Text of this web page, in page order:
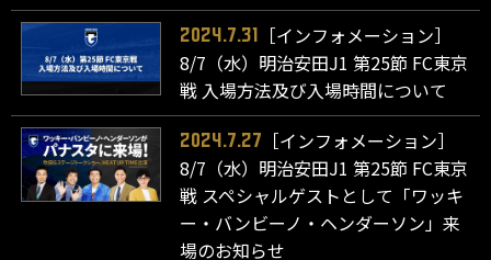
2024.7.31
［インフォメーション］
8/7（水）明治安田J1 第25節 FC東京
戦 入場方法及び入場時間について
2024.7.27
［インフォメーション］
8/7（水）明治安田J1 第25節 FC東京
戦 スペシャルゲストとして「ワッキ
ー・バンビーノ・ヘンダーソン」来
場のお知らせ